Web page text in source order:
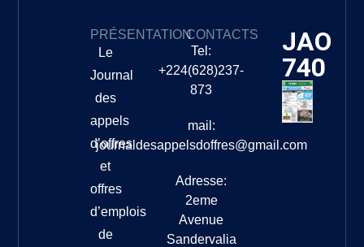
PRÉSENTATION
Le
Journal
des
appels
d’offres
et
offres
d’emplois
de
CONTACTS
Tel:
+224(628)237-
873
mail:
journaldesappelsdoffres@gmail.com
Adresse:
2eme
Avenue
Sandervalia
JAO
740